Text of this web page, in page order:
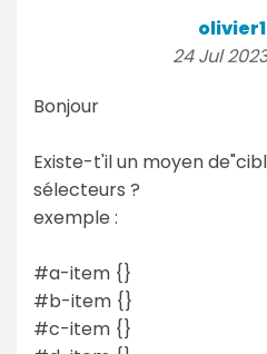
24 Jul
Bonjour
Existe-t'il un moyen
sélecteurs ?
exemple :
#a-item {}
#b-item {}
#c-item {}